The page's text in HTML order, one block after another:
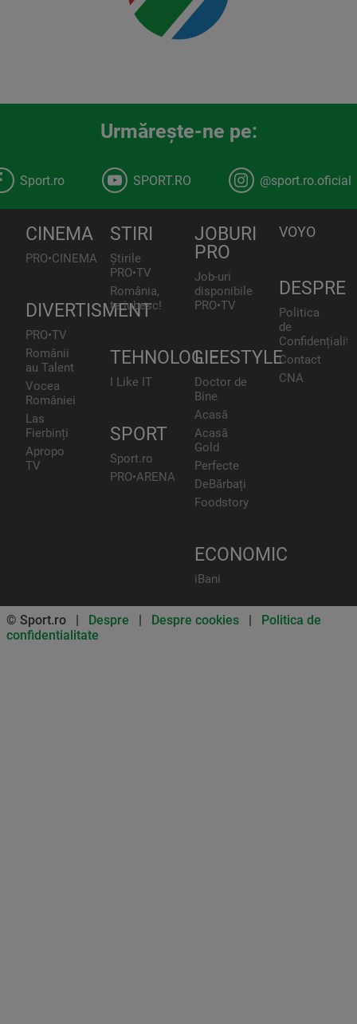
Urmăreşte-ne pe:
Sport.ro SPORT.RO @sport.ro.oficial
CINEMA
PRO•CINEMA
DIVERTISMENT
PRO•TV
Românii
au Talent
Vocea
României
Las
Fierbinți
Apropo
TV
STIRI
Știrile
PRO•TV
România,
te iubesc!
TEHNOLOGIE
I Like IT
SPORT
Sport.ro
PRO•ARENA
JOBURI
PRO
Job-uri
disponibile
PRO•TV
LIFESTYLE
Doctor de
Bine
Acasă
Acasă
Gold
Perfecte
DeBărbați
Foodstory
ECONOMIC
iBani
VOYO
DESPRE
Politica
de
Contact
CNA
© Sport.ro | Despre | Despre cookies | Politica de
confidentialitate